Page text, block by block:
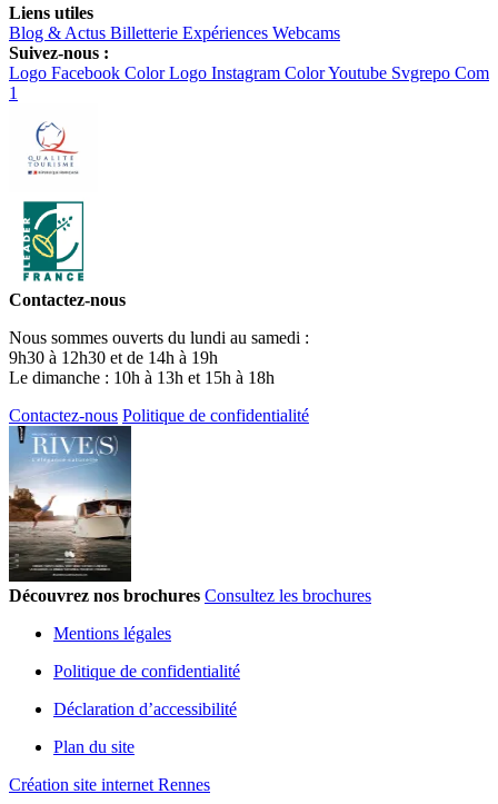
Liens utiles
Blog & Actus Billetterie Expériences Webcams
Suivez-nous :
Logo Facebook Color Logo Instagram ColorYoutube Svgrepo Com
1
Contactez-nous
Nous sommes ouverts du lundi au samedi :
9h30 à 12h30 et de 14h à 19h
Le dimanche : 10h à 13h et 15h à 18h
Contactez-nous Politique de confidentialité
Découvrez nos brochures Consultez les brochures
Mentions légales
Politique de confidentialité
Déclaration d’accessibilité
Plan du site
Création site internet Rennes